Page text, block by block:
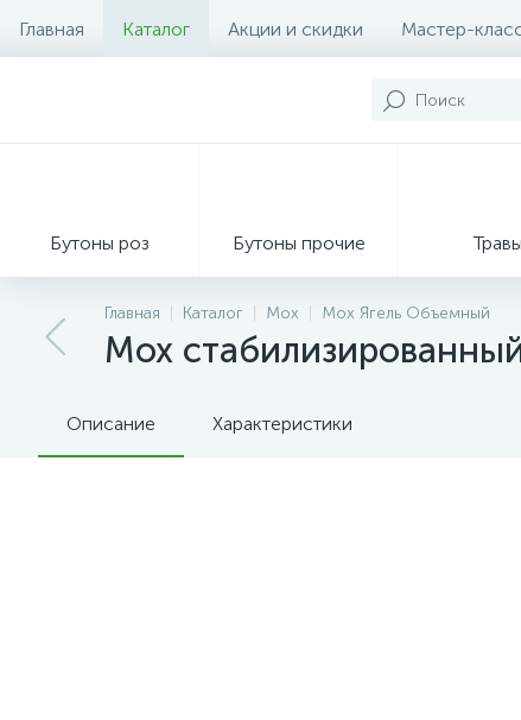
Главная Каталог Акции и скидки Мастер-
Бутоны роз Бутоны прочие Травы
Декор из мха
Главная Каталог Мох Мох Ягель Объемный
Мох
Описание Характеристики